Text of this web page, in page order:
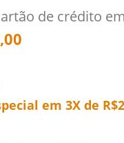
de crédito em
em 3X de R$